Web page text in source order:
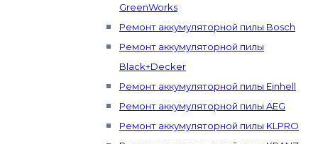
GreenWorks
Ремонт аккумуляторной пилы Bosch
Ремонт аккумуляторной пилы
Black+Decker
Ремонт аккумуляторной пилы Einhell
Ремонт аккумуляторной пилы AEG
Ремонт аккумуляторной пилы KLPRO